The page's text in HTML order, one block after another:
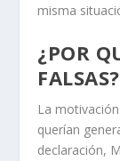
misma
¿POR
La
querían
declaración,